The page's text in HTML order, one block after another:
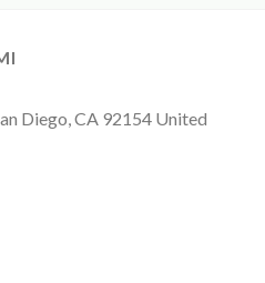
Diego, CA 92154 United